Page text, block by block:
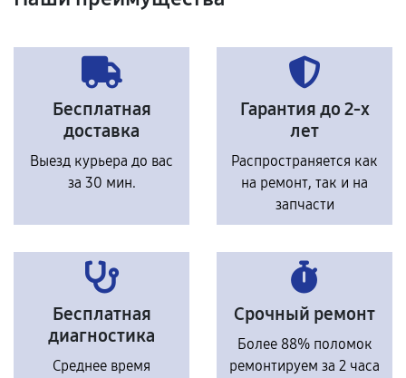
Бесплатная
доставка
Выезд курьера до вас
за 30 мин.
Гарантия до 2-х
лет
Распространяется как
на ремонт, так и на
запчасти
Бесплатная
диагностика
Среднее время
Срочный ремонт
Более 88% поломок
ремонтируем за 2 часа